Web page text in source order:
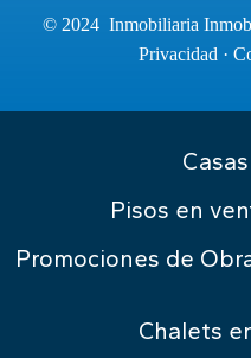
© 2024 Inmobiliaria
Privacidad ·
Pisos en
Promociones de
Chalets